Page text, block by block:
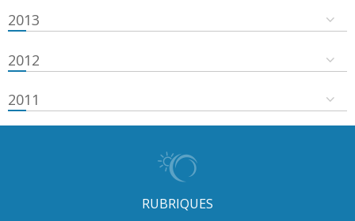
2013
2012
2011
RUBRIQUES